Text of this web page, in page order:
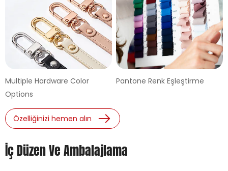
Multiple Hardware Color
Options
Pantone Renk Eşleştirme
Özelliğinizi hemen alın
İç Düzen Ve Ambalajlama